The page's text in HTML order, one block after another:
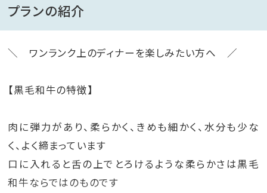
プランの紹介
＼ ワンランク上のディナーを楽しみたい方へ ／
【黒毛和牛の特徴】
肉に弾力があり、柔らかく、きめも細かく、水分も少な
く、よく締まっています
口に入れると舌の上でとろけるような柔らかさは黒毛
和牛ならではのものです